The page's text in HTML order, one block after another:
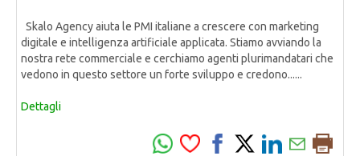
Skalo Agency aiuta le PMI italiane a crescere con marketing
digitale e intelligenza artificiale applicata. Stiamo avviando la
nostra rete commerciale e cerchiamo agenti plurimandatari che
vedono in questo settore un forte sviluppo e credono......
Dettagli